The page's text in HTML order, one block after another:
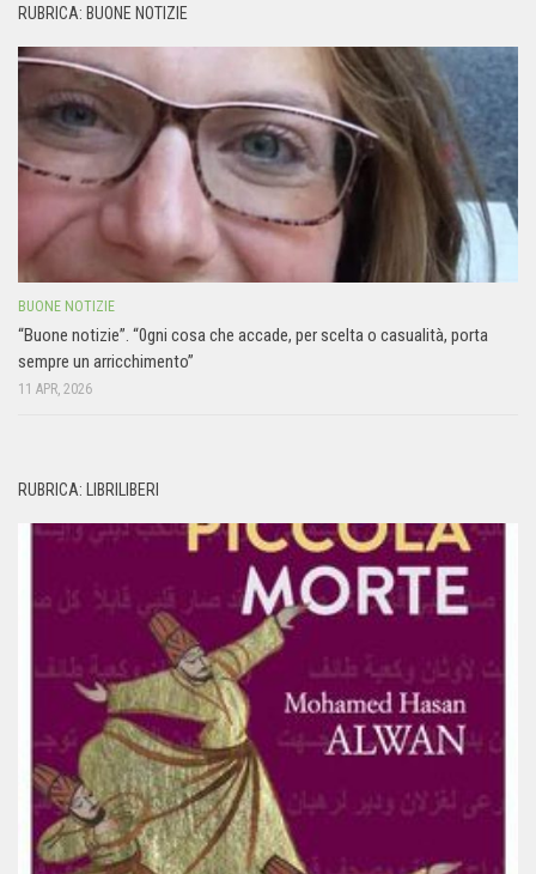
RUBRICA: BUONE NOTIZIE
BUONE NOTIZIE
“Buone notizie”. “0gni cosa che accade, per scelta o casualità, porta
sempre un arricchimento”
11 APR, 2026
RUBRICA: LIBRILIBERI